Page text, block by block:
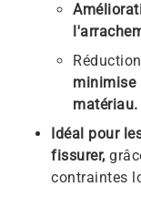
minimise
matériau.
Idéal pour
fissurer,
contraintes